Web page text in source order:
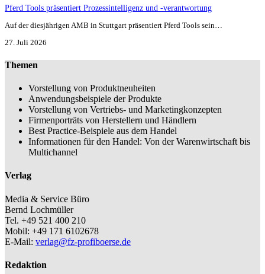
Pferd Tools präsentiert Prozessintelligenz und -verantwortung
Auf der diesjährigen AMB in Stuttgart präsentiert Pferd Tools sein…
27. Juli 2026
Themen
Vorstellung von Produktneuheiten
Anwendungsbeispiele der Produkte
Vorstellung von Vertriebs- und Marketingkonzepten
Firmenporträts von Herstellern und Händlern
Best Practice-Beispiele aus dem Handel
Informationen für den Handel: Von der Warenwirtschaft bis
Multichannel
Verlag
Media & Service Büro
Bernd Lochmüller
Tel. +49 521 400 210
Mobil: +49 171 6102678
E-Mail: verlag@fz-profiboerse.de
Redaktion